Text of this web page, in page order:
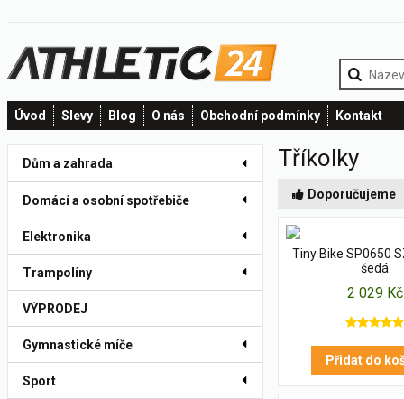
Úvod Slevy Blog O nás Obchodní podmínky Kontakt
Dům a zahrada
Domácí a osobní spotřebiče
Elektronika
Trampolíny
VÝPRODEJ
Gymnastické míče
Sport
Tříkolky
Doporučujeme
Tiny Bike SP0650
šedá
2 029 Kč
Přidat do